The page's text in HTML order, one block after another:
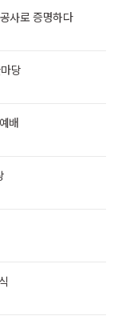
사로 증명하다
당
배